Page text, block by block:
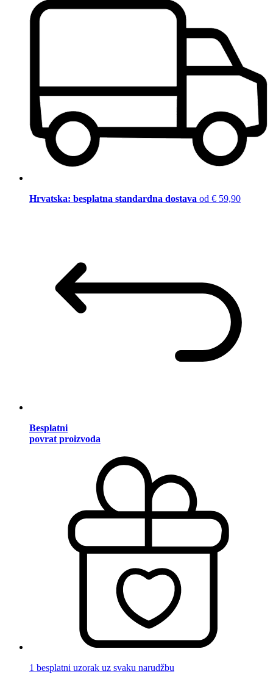
Hrvatska: besplatna standardna dostava od € 59,90
Besplatni
povrat proizvoda
1 besplatni uzorak uz svaku narudžbu